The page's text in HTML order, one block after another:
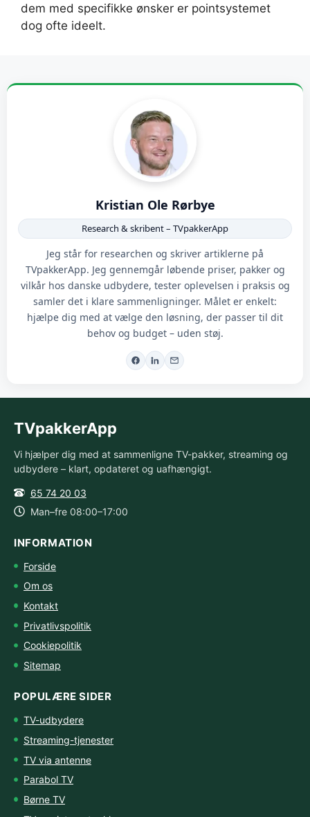
dem med specifikke ønsker er pointsystemet
dog ofte ideelt.
Kristian Ole Rørbye
Research & skribent – TVpakkerApp
Jeg står for researchen og skriver artiklerne på
TVpakkerApp. Jeg gennemgår løbende priser, pakker og
vilkår hos danske udbydere, tester oplevelsen i praksis og
samler det i klare sammenligninger. Målet er enkelt:
hjælpe dig med at vælge den løsning, der passer til dit
behov og budget – uden støj.
TVpakkerApp
Vi hjælper dig med at sammenligne TV-pakker, streaming og
udbydere – klart, opdateret og uafhængigt.
65 74 20 03
Man–fre 08:00–17:00
INFORMATION
Forside
Om os
Kontakt
Privatlivspolitik
Cookiepolitik
Sitemap
POPULÆRE SIDER
TV-udbydere
Streaming-tjenester
TV via antenne
Parabol TV
Børne TV